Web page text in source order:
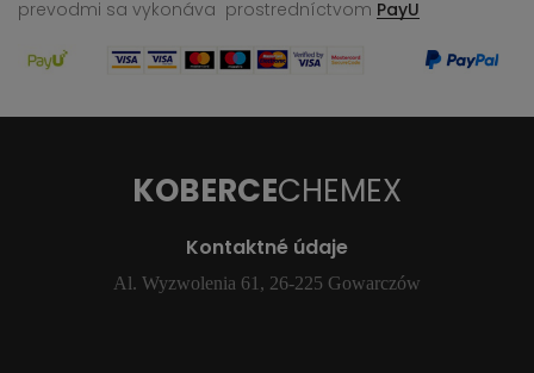
prevodmi sa vykonáva prostredníctvom PayU
KOBERCECHEMEX
Kontaktné údaje
Al. Wyzwolenia 61, 26-225 Gowarczów